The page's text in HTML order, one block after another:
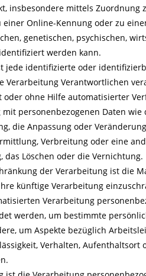
insbesondere mittels Zuordnung
Online-Kennung oder zu
genetischen, psychischen,
werden kann.
jede identifizierte oder
Verarbeitung Verantwortlichen
ohne Hilfe automatisierter
personenbezogenen Daten wie
die Anpassung oder
Verbreitung oder eine
Löschen oder die Vernichtung.
der Verarbeitung ist die
künftige Verarbeitung
Verarbeitung
werden, um bestimmte
um Aspekte bezüglich
Verhalten,